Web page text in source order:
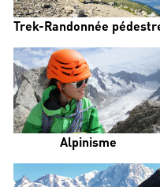
Trek-Randonnée
Alpinisme